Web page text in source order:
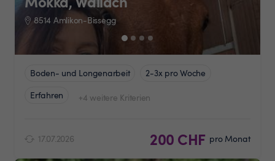
8514 Amlikon-Bissegg
Boden- und Longenarbeit
2-3x pro Woche
Erfahren
+4 weitere Kriterien
17.07.2026 200 CHF pro Monat